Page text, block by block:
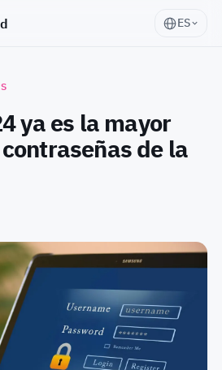
ES
ya es la mayor
de la